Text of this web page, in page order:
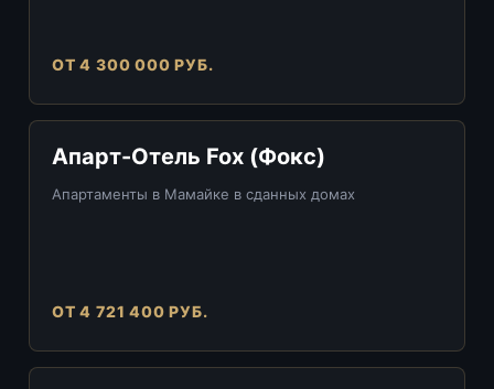
ОТ 4 300 000 РУБ.
Апарт-Отель Fox (Фокс)
Апартаменты в Мамайке в сданных домах
ОТ 4 721 400 РУБ.